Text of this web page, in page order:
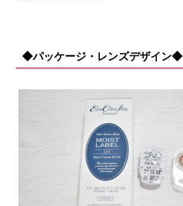
◆パッケージ・レンズデザイン◆